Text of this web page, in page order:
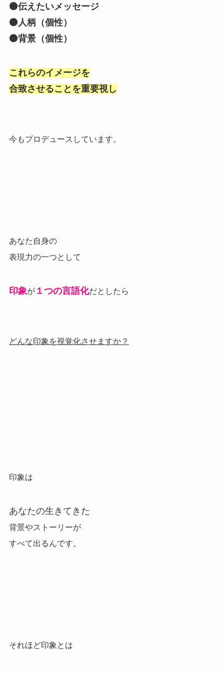
⚫伝えたいメッセージ
⚫人柄（個性）
⚫背景（個性）
これらのイメージを
合致させることを重要視し
今もプロデュースしています。
あなた自身の
表現力の一つとして
印象が１つの言語化だとしたら
どんな印象を視覚化させますか？
印象は
あなたの生きてきた
背景やストーリーが
すべて出るんです。
それほど印象とは